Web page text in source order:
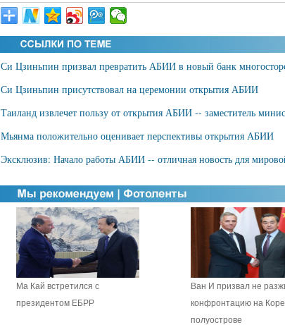
Си Цзиньпин призвал превратить АБИИ в новый банк
Си Цзиньпин присутствовал на церемонии открытия АБИИ
Таиланд извлечет пользу от открытия АБИИ -- заместитель
Мьянма положительно оценивает перспективы открытия АБИИ
Эксклюзив: Начало работы АБИИ -- отличная новость для
Ма Кай встретился с
президентом ЕБРР
Ван И призвал не
конфронтацию на
полуострове